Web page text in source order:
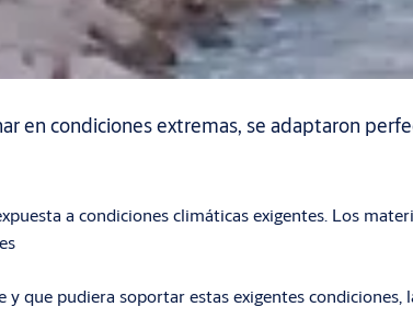
en condiciones extremas, se adaptaron
a condiciones climáticas exigentes. Los
que pudiera soportar estas exigentes